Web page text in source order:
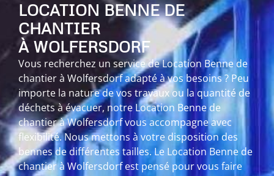
LOCATION BENNE DE
CHANTIER
À WOLFERSDORF
Vous recherchez un service de Location Benne de
chantier à Wolfersdorf adapté à vos besoins ? Peu
importe la nature de vos travaux ou la quantité de
déchets à évacuer, notre Location Benne de
chantier à Wolfersdorf vous accompagne avec
flexibilité. Nous mettons à votre disposition des
bennes de différentes tailles. Le Location Benne de
chantier à Wolfersdorf est pensé pour vous faire